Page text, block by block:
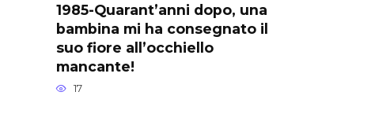
1985-Quarant’anni dopo, una
bambina mi ha consegnato il
suo fiore all’occhiello
mancante!
17